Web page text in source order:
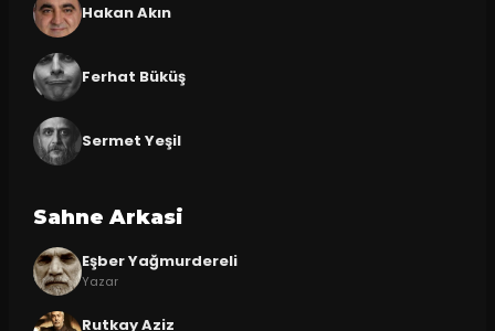
Hakan Akın
Ferhat Büküş
Sermet Yeşil
Sahne Arkasi
Eşber Yağmurdereli
Yazar
Rutkay Aziz